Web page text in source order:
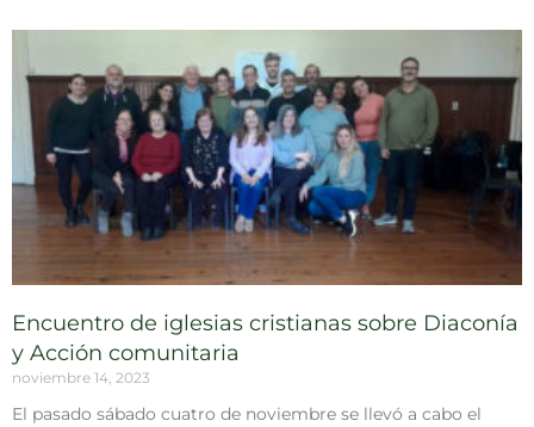
Encuentro de iglesias cristianas sobre Diaconía
y Acción comunitaria
noviembre 14, 2023
El pasado sábado cuatro de noviembre se llevó a cabo el